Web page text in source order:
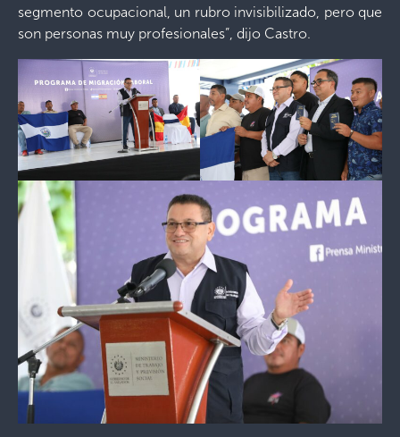
segmento ocupacional, un rubro invisibilizado, pero que
son personas muy profesionales”, dijo Castro.